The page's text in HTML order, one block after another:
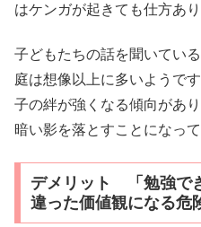
はケンガが起きても仕方あり
子どもたちの話を聞いてい
庭は想像以上に多いようで
子の絆が強くなる傾向があ
暗い影を落とすことになって
デメリット 「勉強で
違った価値観になる危